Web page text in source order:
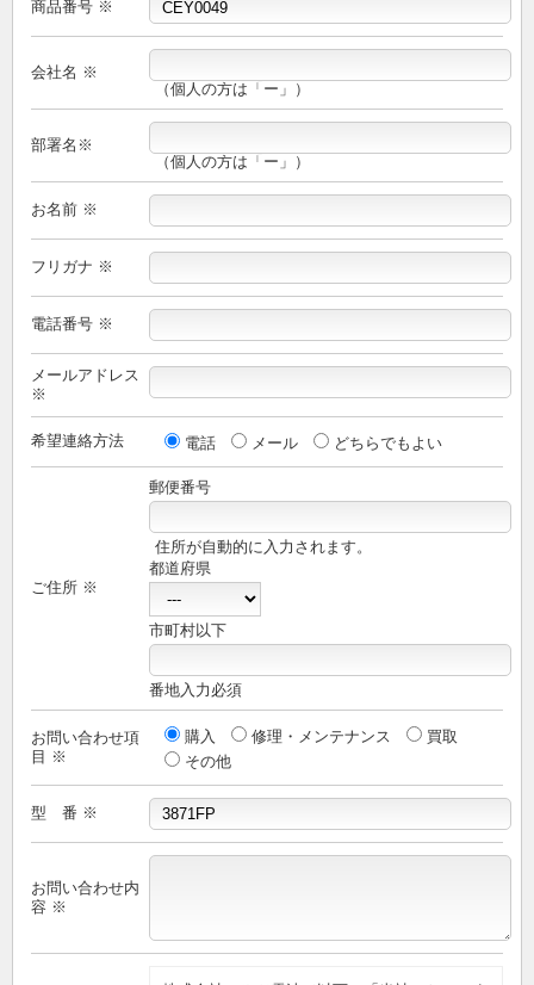
商品番号 ※
会社名 ※
（個人の方は「ー」）
部署名※
（個人の方は「ー」）
お名前 ※
フリガナ ※
電話番号 ※
メールアドレス
※
希望連絡方法 電話 メール どちらでもよい
ご住所 ※
郵便番号
住所が自動的に入力されます。
都道府県
市町村以下
番地入力必須
お問い合わせ項
目 ※
購入 修理・メンテナンス
買取
その他
型 番 ※
お問い合わせ内
容 ※